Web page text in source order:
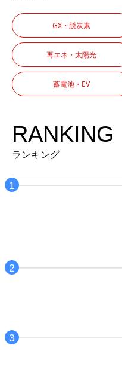
GX・脱炭素
再エネ・太陽光
蓄電池・EV
RANKING
ランキング